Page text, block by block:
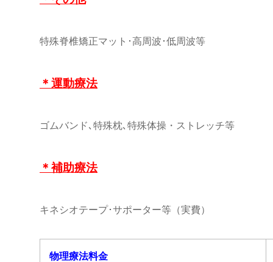
特殊脊椎矯正マット･高周波･低周波等
＊運動療法
ゴムバンド､特殊枕､特殊体操・ストレッチ等
＊補助療法
キネシオテープ･サポーター等（実費）
物理療法料金